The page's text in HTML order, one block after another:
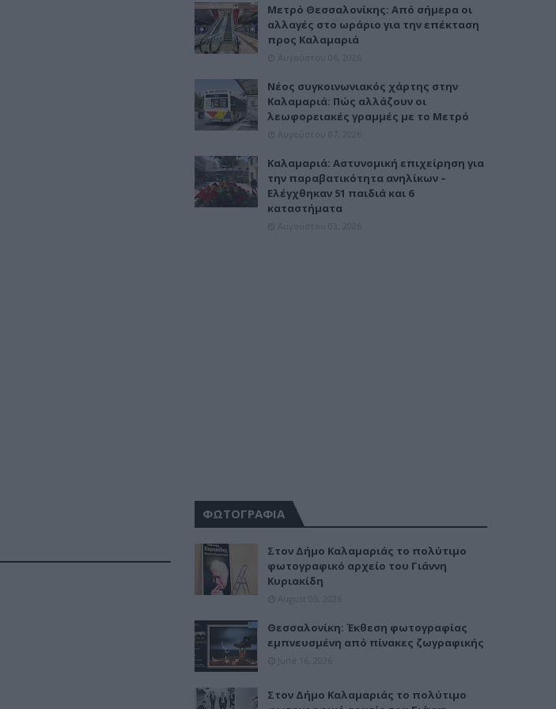
Μετρό Θεσσαλονίκης: Από σήμερα οι
αλλαγές στο ωράριο για την επέκταση
προς Καλαμαριά
Νέος συγκοινωνιακός χάρτης στην
Καλαμαριά: Πώς αλλάζουν οι
λεωφορειακές γραμμές με το Μετρό
Καλαμαριά: Αστυνομική επιχείρηση για
την παραβατικότητα ανηλίκων –
Ελέγχθηκαν 51 παιδιά και 6
καταστήματα
ΦΩΤΟΓΡΑΦΙΑ
Στον Δήμο Καλαμαριάς το πολύτιμο
φωτογραφικό αρχείο του Γιάννη
Κυριακίδη
Θεσσαλονίκη: Έκθεση φωτογραφίας
εμπνευσμένη από πίνακες ζωγραφικής
Στον Δήμο Καλαμαριάς το πολύτιμο